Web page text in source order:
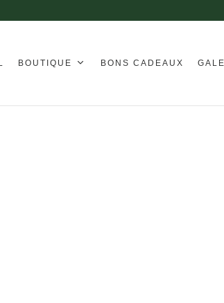
BOUTIQUE BONS CADEAUX